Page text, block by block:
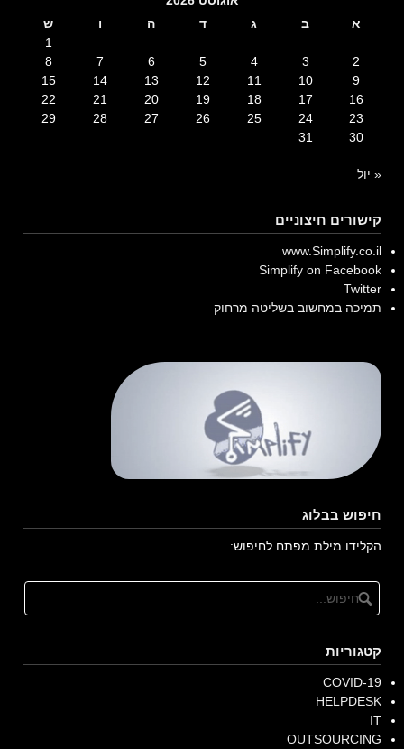
א
ב ג ד ה ו
ש
1
2
3
4
5
6
7
8
9
10
11
12
13
14
15
16
17
18
19
20
21
22
23
24
25
26
27
28
29
30
31
« יול
קישורים חיצוניים
www.Simplify.co.il
Simplify on Facebook
Twitter
תמיכה במחשוב בשליטה מרחוק
חיפוש בבלוג
הקלידו מילת מפתח לחיפוש:
קטגוריות
COVID-19
HELPDESK
IT
OUTSOURCING